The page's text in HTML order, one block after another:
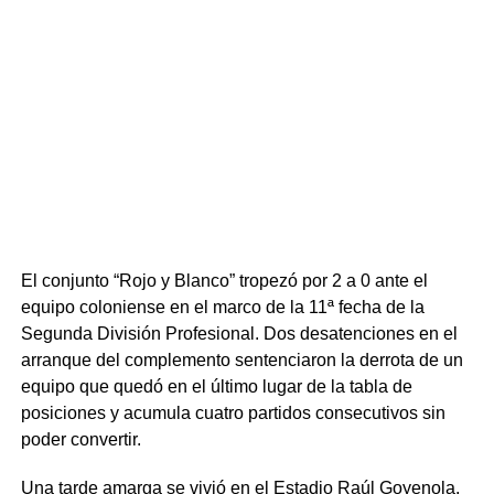
El conjunto “Rojo y Blanco” tropezó por 2 a 0 ante el
equipo coloniense en el marco de la 11ª fecha de la
Segunda División Profesional. Dos desatenciones en el
arranque del complemento sentenciaron la derrota de un
equipo que quedó en el último lugar de la tabla de
posiciones y acumula cuatro partidos consecutivos sin
poder convertir.
Una tarde amarga se vivió en el Estadio Raúl Goyenola.